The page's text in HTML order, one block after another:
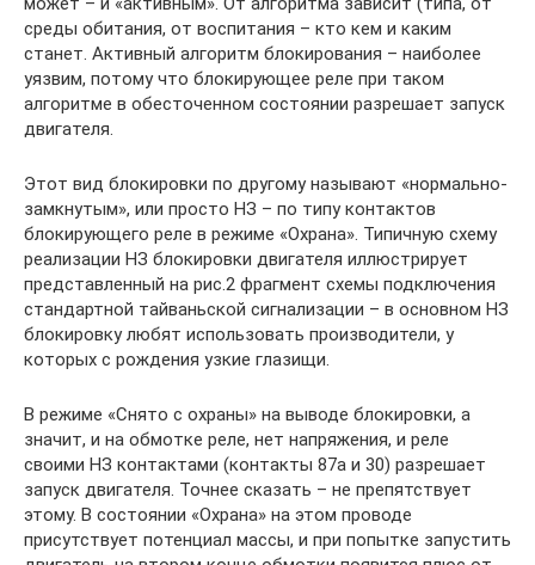
среды обитания, от воспитания – кто кем и каким
станет. Активный алгоритм блокирования – наиболее
уязвим, потому что блокирующее реле при таком
алгоритме в обесточенном состоянии разрешает запуск
двигателя.
Этот вид блокировки по другому называют «нормально-
замкнутым», или просто НЗ – по типу контактов
блокирующего реле в режиме «Охрана». Типичную схему
реализации НЗ блокировки двигателя иллюстрирует
представленный на рис.2 фрагмент схемы подключения
стандартной тайваньской сигнализации – в основном НЗ
блокировку любят использовать производители, у
которых с рождения узкие глазищи.
В режиме «Снято с охраны» на выводе блокировки, а
значит, и на обмотке реле, нет напряжения, и реле
своими НЗ контактами (контакты 87а и 30) разрешает
запуск двигателя. Точнее сказать – не препятствует
этому. В состоянии «Охрана» на этом проводе
присутствует потенциал массы, и при попытке запустить